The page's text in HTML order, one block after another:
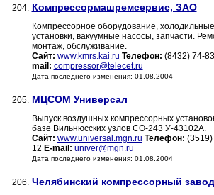
204. Компрессормашремсервис, ЗАО
Компрессорное оборудование, холодильные
установки, вакуумные насосы, запчасти.
монтаж, обслуживание.
Сайт: www.kmrs.kai.ru Телефон: (8432) 74-
mail: compressor@telecet.ru
Дата последнего изменения: 01.08.2004
205. МЦСОМ Универсал
Выпуск воздушных компрессорных
базе Вильнюсских узлов СО-243 У-43102А.
Сайт: www.universal.mgn.ru Телефон:
12 E-mail: univer@mgn.ru
Дата последнего изменения: 01.08.2004
206. Челябинский компрессорный